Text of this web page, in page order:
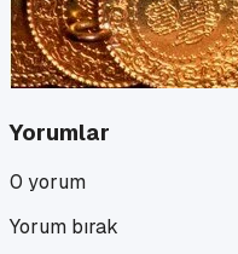
Yorumlar
0 yorum
Yorum bırak